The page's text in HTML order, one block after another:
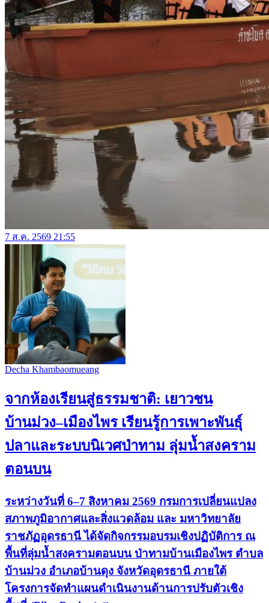
7 ส.ค. 2569 21:55
Decha Khambaomueang
จากห้องเรียนสู่ธรรมชาติ: เยาวชน
บ้านม่วง–เมืองไพร เรียนรู้การเพาะพันธุ์
ปลาและระบบนิเวศป่าทาม ลุ่มน้ำสงคราม
ตอนบน
ระหว่างวันที่ 6–7 สิงหาคม 2569 กรมการเปลี่ยนแปลง
สภาพภูมิอากาศและสิ่งแวดล้อม และ มหาวิทยาลัย
ราชภัฏอุดรธานี ได้จัดกิจกรรมอบรมเชิงปฏิบัติการ ณ
พื้นที่ลุ่มน้ำสงครามตอนบน ป่าทามบ้านเมืองไพร ตำบล
บ้านม่วง อำเภอบ้านดุง จังหวัดอุดรธานี ภายใต้
โครงการจัดทำแผนดำเนินงานด้านการปรับตัวเชิง